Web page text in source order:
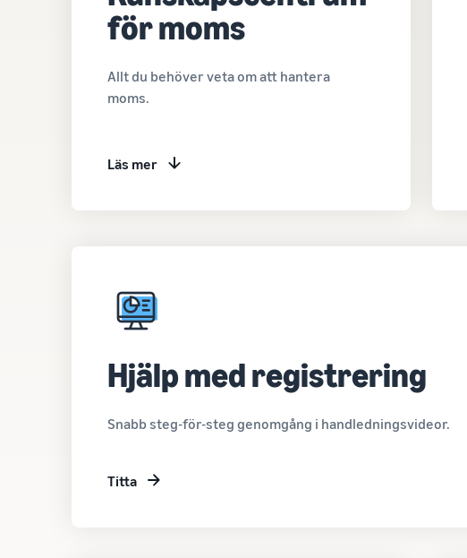
för moms
Allt du behöver veta om att hantera
moms.
Läs mer
Hjälp med registrering
Snabb steg-för-steg genomgång i handledningsvideor.
Titta